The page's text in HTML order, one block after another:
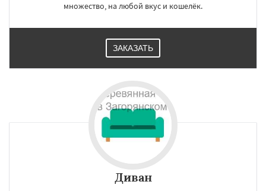
множество, на любой вкус и кошелёк.
ЗАКАЗАТЬ
Диван